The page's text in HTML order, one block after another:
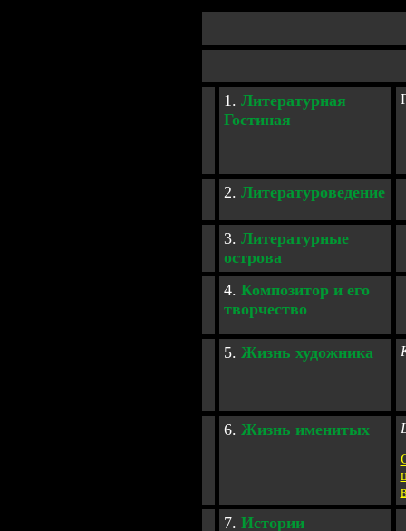
1. Литературная
Гостиная
2. Литературоведение
3. Литературные
острова
4. Композитор и его
творчество
5. Жизнь художника
6. Жизнь именитых
7. Истории